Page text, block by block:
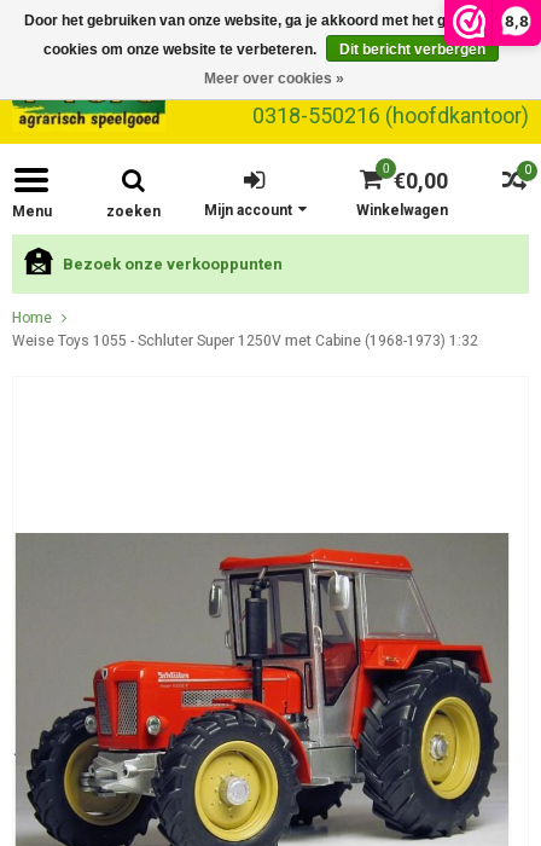
8,8
0318-550216 (hoofdkantoor)
Menu zoeken
0
0 €0,00
Winkelwagen
Mijn account
Bezoek onze verkooppunten
Home
Weise Toys 1055 - Schluter Super 1250V met Cabine (1968-1973) 1:32
Door het gebruiken van onze website, ga je akkoord met het gebruik van
cookies om onze website te verbeteren.
Dit bericht verbergen
Meer over cookies »